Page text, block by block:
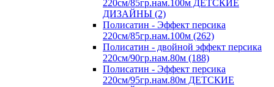
220см/85гр.нам.100м ДЕТСКИЕ
ДИЗАЙНЫ (2)
Полисатин - Эффект персика
220см/85гр.нам.100м (262)
Полисатин - двойной эффект персика
220см/90гр.нам.80м (188)
Полисатин - Эффект персика
220см/95гр.нам.80м ДЕТСКИЕ